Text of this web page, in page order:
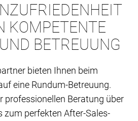
KOMPETENTE
BETREUUNG
bieten Ihnen beim
eine Rundum-Betreuung.
professionellen Beratung über
zum perfekten After-Sales-